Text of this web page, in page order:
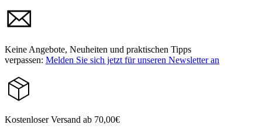
Keine Angebote, Neuheiten und praktischen Tipps
verpassen: Melden Sie sich jetzt für unseren Newsletter an
Kostenloser Versand ab 70,00€